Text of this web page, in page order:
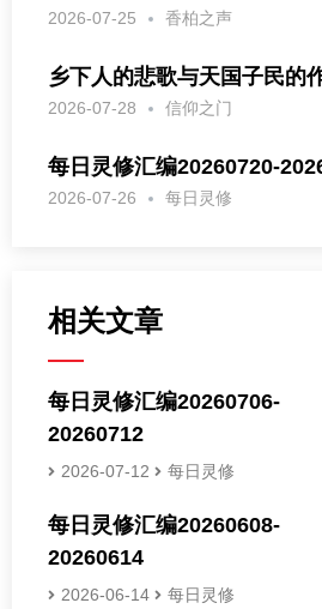
2026-07-25 香柏之声
乡下人的悲歌与天国子民的
2026-07-28 信仰之门
每日灵修汇编20260720-
2026-07-26 每日灵修
相关文章
每日灵修汇编20260706-
20260712
2026-07-12 每日灵修
每日灵修汇编20260608-
20260614
2026-06-14 每日灵修